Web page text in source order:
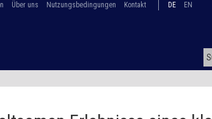
Über uns Nutzungsbedingungen Kontakt DE EN